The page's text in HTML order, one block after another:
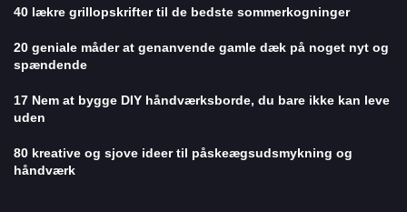
40 lækre grillopskrifter til de bedste sommerkogninger
20 geniale måder at genanvende gamle dæk på noget nyt og
spændende
17 Nem at bygge DIY håndværksborde, du bare ikke kan leve
uden
80 kreative og sjove ideer til påskeægsudsmykning og
håndværk